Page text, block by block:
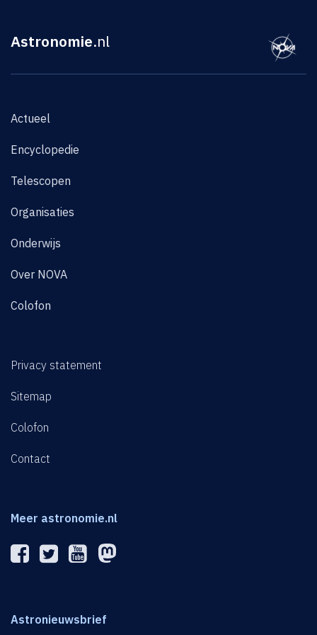
Astronomie.nl
Actueel
Encyclopedie
Telescopen
Organisaties
Onderwijs
Over NOVA
Colofon
Privacy statement
Sitemap
Colofon
Contact
Meer astronomie.nl
Astronieuwsbrief